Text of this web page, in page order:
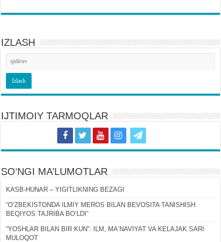
IZLASH
IJTIMOIY TARMOQLAR
SOʻNGI MA’LUMOTLAR
KASB-HUNAR – YIGITLIKNING BEZAGI
“OʻZBEKISTONDA ILMIY MEROS BILAN BEVOSITA TANISHISH
BEQIYOS TAJRIBA BOʻLDI”
“YOSHLAR BILAN BIR KUN”: ILM, MAʼNAVIYAT VA KELAJAK SARI
MULOQOT